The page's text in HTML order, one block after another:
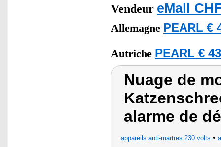
Vendeur eMall
Allemagne PEARL €
Autriche PEARL €
Nuage de
alarme de
appareils anti-martres 230 volts •